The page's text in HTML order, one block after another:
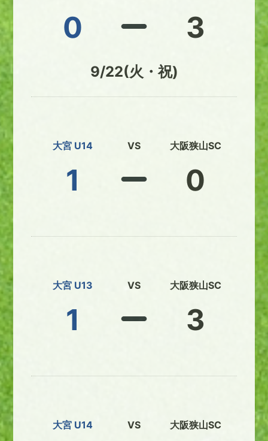
0 3
9/22(火・祝)
大宮 U14
1
VS 大阪狭山SC
0
大宮 U13
1
VS 大阪狭山SC
3
大宮 U14 VS 大阪狭山SC